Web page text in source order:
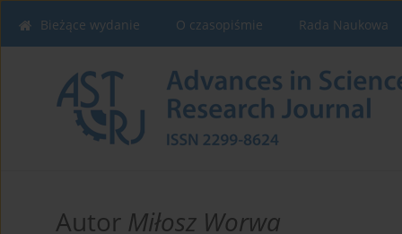
Bieżące wydanie O czasopiśmie Rada Naukowa
Autor Miłosz Worwa